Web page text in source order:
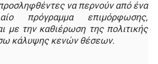
να περνούν από ένα
πρόγραμμα επιμόρφωσης,
με την καθιέρωση της πολιτικής
κάλυψης κενών θέσεων.